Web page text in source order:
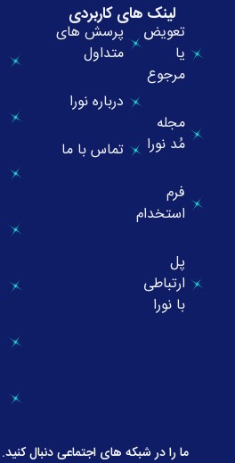
لینک های کاربردی
تعویض
یا
مرجوع
مجله
مُد نورا
فرم
استخدام
پل
ارتباطی
با نورا
پرسش های
متداول
درباره نورا
تماس با ما
ما را در شبکه های اجتماعی دنبال کنید.